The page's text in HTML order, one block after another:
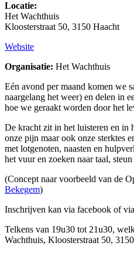
Locatie:
Het Wachthuis
Kloosterstraat 50, 3150 Haacht
Website
Organisatie: Het Wachthuis
Eén avond per maand komen we
naargelang het weer) en delen in
hoe we geraakt worden door het
De kracht zit in het luisteren en in
onze pijn maar ook onze sterktes
met lotgenoten, naasten en
het vuur en zoeken naar taal,
(Concept naar voorbeeld van de
Bekegem)
Inschrijven kan via facebook of
Telkens van 19u30 tot 21u30,
Wachthuis, Kloosterstraat 50,